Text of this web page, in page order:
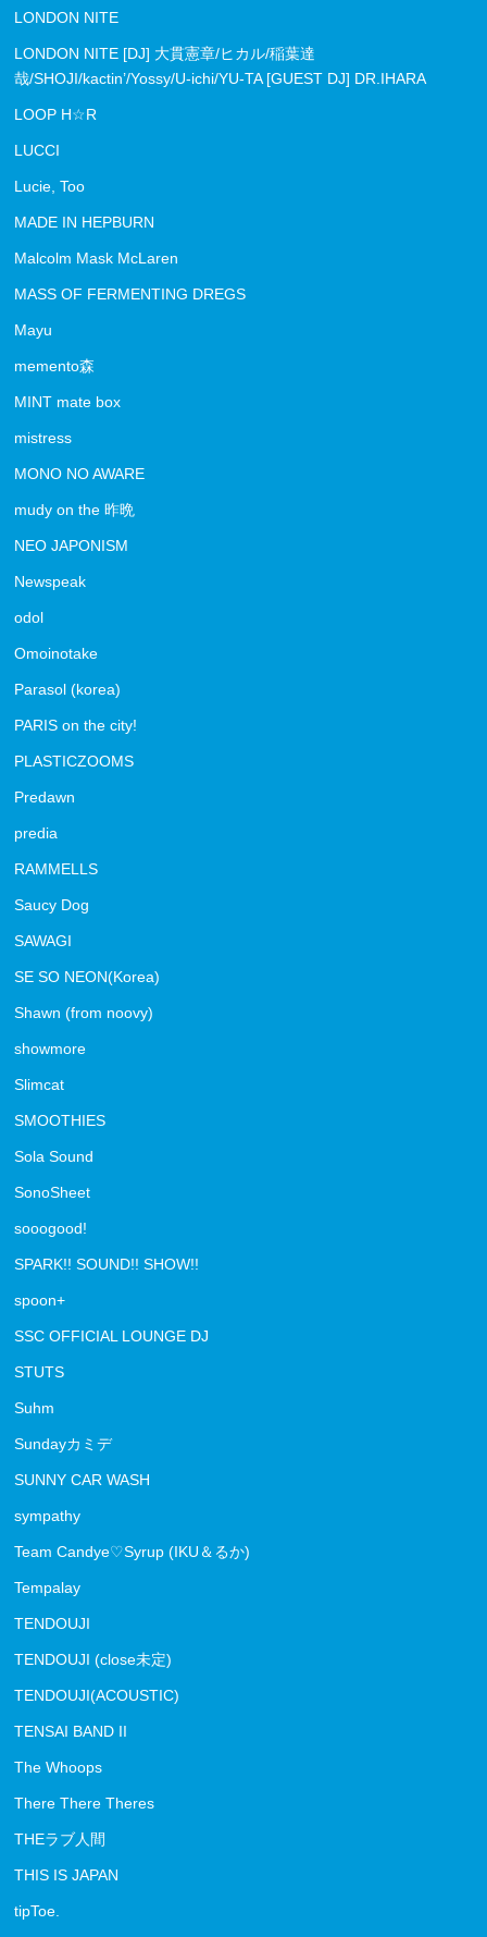
LONDON NITE
LONDON NITE [DJ] 大貫憲章/ヒカル/稲葉達
哉/SHOJI/kactin’/Yossy/U-ichi/YU-TA [GUEST DJ] DR.IHARA
LOOP H☆R
LUCCI
Lucie, Too
MADE IN HEPBURN
Malcolm Mask McLaren
MASS OF FERMENTING DREGS
Mayu
memento森
MINT mate box
mistress
MONO NO AWARE
mudy on the 昨晩
NEO JAPONISM
Newspeak
odol
Omoinotake
Parasol (korea)
PARIS on the city!
PLASTICZOOMS
Predawn
predia
RAMMELLS
Saucy Dog
SAWAGI
SE SO NEON(Korea)
Shawn (from noovy)
showmore
Slimcat
SMOOTHIES
Sola Sound
SonoSheet
sooogood!
SPARK!! SOUND!! SHOW!!
spoon+
SSC OFFICIAL LOUNGE DJ
STUTS
Suhm
Sundayカミデ
SUNNY CAR WASH
sympathy
Team Candye♡Syrup (IKU＆るか)
Tempalay
TENDOUJI
TENDOUJI (close未定)
TENDOUJI(ACOUSTIC)
TENSAI BAND II
The Whoops
There There Theres
THEラブ人間
THIS IS JAPAN
tipToe.